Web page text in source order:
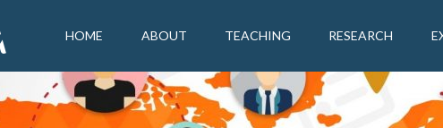
HOME ABOUT TEACHING RESEARCH